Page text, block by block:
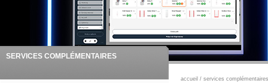
SERVICES COMPLÉMENTAIRES
accueil / services complémentaires